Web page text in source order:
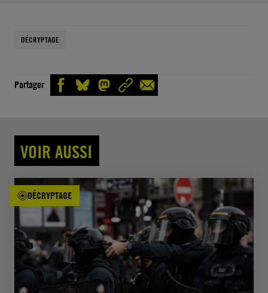
DÉCRYPTAGE
Partager
VOIR AUSSI
DÉCRYPTAGE